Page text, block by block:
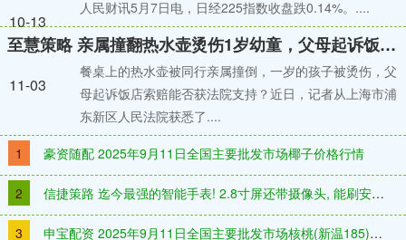
人民财讯5月7日电，日经225指数收盘跌0.14%。....
10-13
至慧策略 亲属撞翻热水壶烫伤1岁幼童，父母起诉饭店索赔7万元
餐桌上的热水壶被同行亲属撞倒，一岁的孩子被烫伤，父
母起诉饭店索赔能否获法院支持？近日，记者从上海市浦
东新区人民法院获悉了....
11-03
1 豪资随配 2025年9月11日全国主要批发市场椰子价格行情
2 信捷策路 迄今最强的智能手表! 2.8寸屏还带摄像头, 能刷安卓12系统
3 申宝配资 2025年9月11日全国主要批发市场核桃(新温185)价格行情